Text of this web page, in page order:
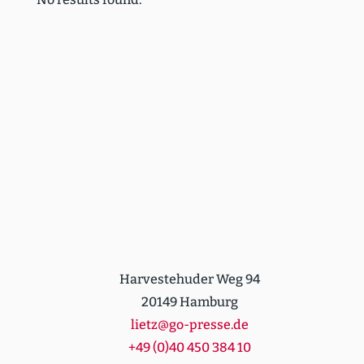
Harvestehuder Weg 94
20149 Hamburg
lietz@go-presse.de
+49 (0)40 450 384 10